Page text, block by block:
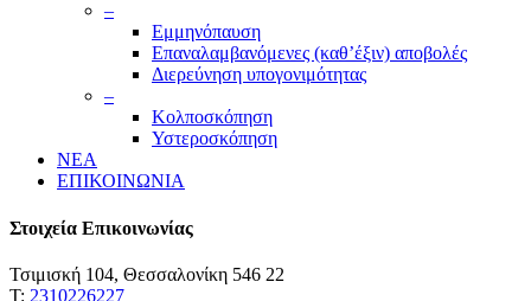
–
Εμμηνόπαυση
Επαναλαμβανόμενες (καθ’έξιν) αποβολές
Διερεύνηση υπογονιμότητας
–
Κολποσκόπηση
Υστεροσκόπηση
ΝΕΑ
ΕΠΙΚΟΙΝΩΝΙΑ
Στοιχεία Επικοινωνίας
Τσιμισκή 104, Θεσσαλονίκη 546 22
Τ: 2310226227